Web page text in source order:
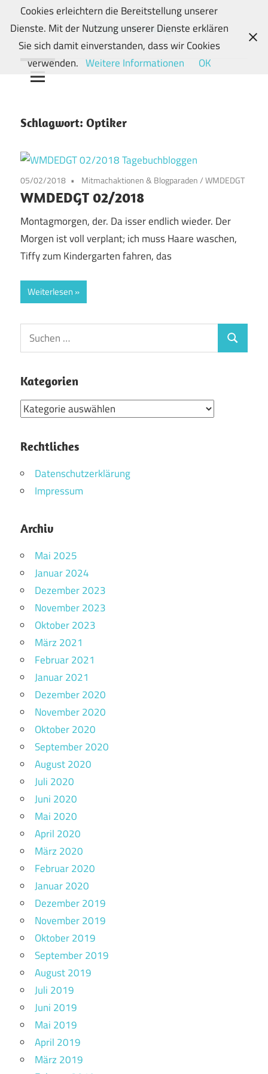
Zum
Inhalt
springen
wunschkindwege
Von
Wunschkindern
und
Mein
Food-
und
Travelblog
Schlagwort: Optiker
05/02/2018 Mitmachaktionen & Blogparaden/WMDEDGT
WMDEDGT 02/2018
Montagmorgen, der. Da isser endlich wieder. Der
Morgen ist voll verplant; ich muss Haare waschen,
Tiffy zum Kindergarten fahren, das
Weiterlesen
Suchen
nach:
Suchen
Kategorien
Kategorien
Rechtliches
Datenschutzerklärung
Impressum
Archiv
Mai 2025
Januar 2024
Dezember 2023
November 2023
Oktober 2023
März 2021
Februar 2021
Januar 2021
Dezember 2020
November 2020
Oktober 2020
September 2020
August 2020
Juli 2020
Juni 2020
Mai 2020
April 2020
März 2020
Februar 2020
Januar 2020
Dezember 2019
November 2019
Oktober 2019
September 2019
August 2019
Juli 2019
Juni 2019
Mai 2019
April 2019
März 2019
Cookies erleichtern die Bereitstellung unserer
Dienste. Mit der Nutzung unserer Dienste erklären
Sie sich damit einverstanden, dass wir Cookies
verwenden. Weitere Informationen OK